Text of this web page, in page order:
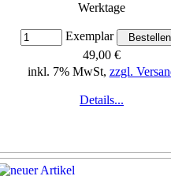
Werktage
Exemplar
49,00 €
inkl. 7% MwSt, zzgl.
Details...